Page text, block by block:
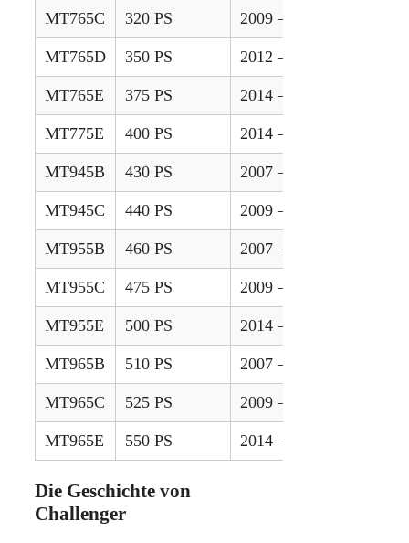
MT765C 320 PS 2009 – 2011
MT765D 350 PS 2012 – 2013
MT765E 375 PS 2014 – 2017
MT775E 400 PS 2014 – 2017
MT945B 430 PS 2007 – 2009
MT945C 440 PS 2009 – 2014
MT955B 460 PS 2007 – 2009
MT955C 475 PS 2009 – 2014
MT955E 500 PS 2014 – 2020
MT965B 510 PS 2007 – 2009
MT965C 525 PS 2009 – 2014
MT965E 550 PS 2014 – 2020
Die Geschichte von
Challenger